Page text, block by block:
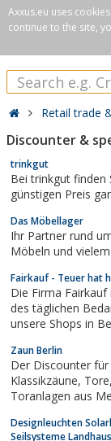
Axxus.eu uses
continue to the site,
Retail trade
Discounter &
trinkgut
Bei trinkgut finden Sie Bier, Saft, Wasser
günstigen Preis
Das Möbellager
Ihr Partner rund um
Möbeln und
Fairkauf - Teuer hat
Die Firma
des täglichen
unsere Shops in
Zaun Berlin
Der Discounter für
Klassikzäune, Tore, Briefkästen, kompletten Zaun - und
Toranlagen aus
völlige
Designleuchten
Seilsysteme